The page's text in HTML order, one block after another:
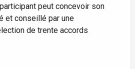
peut concevoir son
et conseillé par une
de trente accords